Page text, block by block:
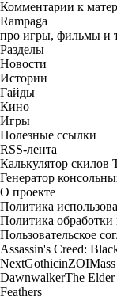
Комментарии к
Rampaga
про игры, фильмы и
Разделы
Новости
Истории
Гайды
Кино
Игры
Полезные ссылки
RSS-лента
Калькулятор скилов
Генератор
О проекте
Политика
Политика
Пользовательское
Assassin's Creed:
NextGothicinZOI
DawnwalkerThe
Feathers